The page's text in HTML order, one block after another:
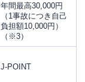
年間最高30,000円
（1事故につき自己
負担額10,000円）
（※3）
J-POINT